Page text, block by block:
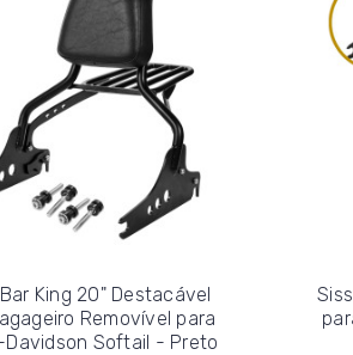
King 20" Destacável
Removível para
Davidson Softail - Preto